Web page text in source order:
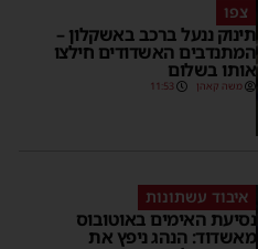
צפו
תינוק ננעל ברכב באשקלון –
המתנדבים האשדודים חילצו
אותו בשלום
משה קאהן 11:53
איבוד עשתונות
נסיעת האימים באוטובוס
מאשדוד: הנהג ניפץ את